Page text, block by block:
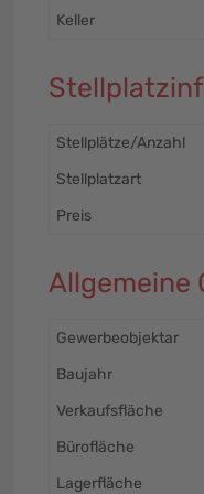
Keller
Stellplätze/Anzahl
Stellplatzart
Preis
Allgemeine
Gewerbeobjektar
Baujahr
Verkaufsfläche
Bürofläche
Lagerfläche